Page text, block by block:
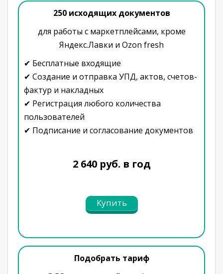
250 исходящих документов
для работы с маркетплейсами, кроме
Яндекс.Лавки и Ozon fresh
✔ Бесплатные входящие
✔ Создание и отправка УПД, актов, счетов-
фактур и накладных
✔ Регистрация любого количества
пользователей
✔ Подписание и согласование документов
2 640 руб. в год
Купить
Подобрать тариф